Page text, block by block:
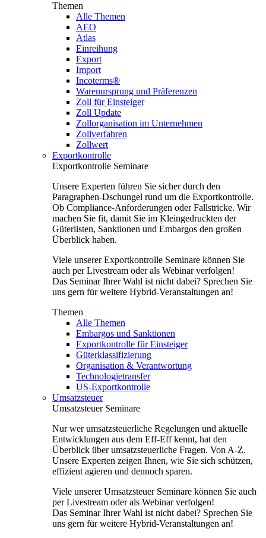
Themen
Alle Themen
AEO
Atlas
Einreihung
Export
Import
Incoterms®
Warenursprung und Präferenzen
Zoll für Einsteiger
Zoll Update
Zollorganisation im Unternehmen
Zollverfahren
Zollwert
Exportkontrolle
Exportkontrolle Seminare
Unsere Experten führen Sie sicher durch den
Paragraphen-Dschungel rund um die Exportkontrolle.
Ob Compliance-Anforderungen oder Fallstricke. Wir
machen Sie fit, damit Sie im Kleingedruckten der
Güterlisten, Sanktionen und Embargos den großen
Überblick haben.
Viele unserer Exportkontrolle Seminare können Sie
auch per Livestream oder als Webinar verfolgen!
Das Seminar Ihrer Wahl ist nicht dabei? Sprechen Sie
uns gern für weitere Hybrid-Veranstaltungen an!
Themen
Alle Themen
Embargos und Sanktionen
Exportkontrolle für Einsteiger
Güterklassifizierung
Organisation & Verantwortung
Technologietransfer
US-Exportkontrolle
Umsatzsteuer
Umsatzsteuer Seminare
Nur wer umsatzsteuerliche Regelungen und aktuelle
Entwicklungen aus dem Eff-Eff kennt, hat den
Überblick über umsatzsteuerliche Fragen. Von A-Z.
Unsere Experten zeigen Ihnen, wie Sie sich schützen,
effizient agieren und dennoch sparen.
Viele unserer Umsatzsteuer Seminare können Sie auch
per Livestream oder als Webinar verfolgen!
Das Seminar Ihrer Wahl ist nicht dabei? Sprechen Sie
uns gern für weitere Hybrid-Veranstaltungen an!